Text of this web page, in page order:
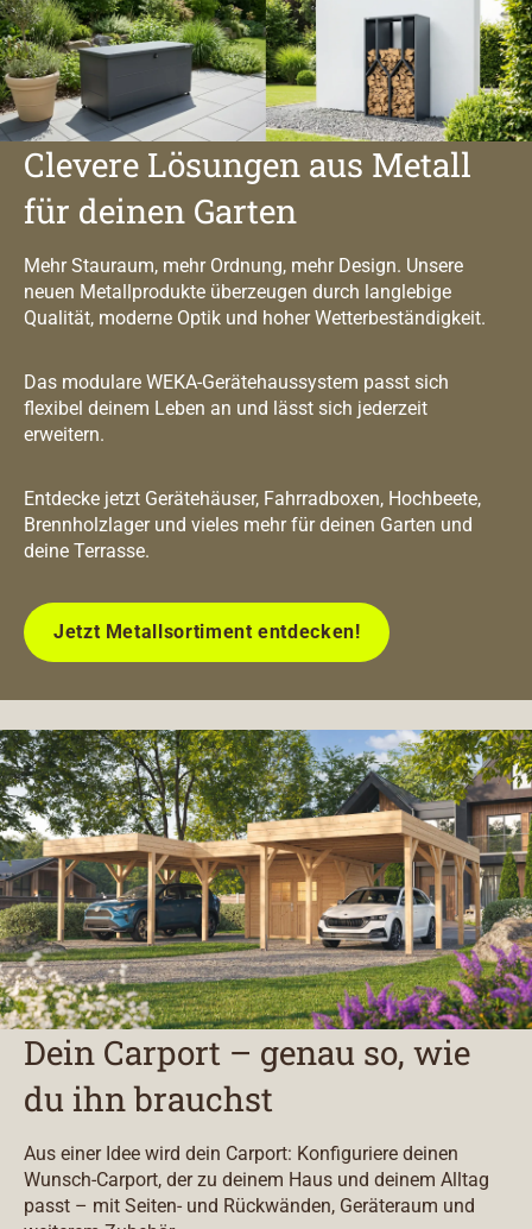
Clevere Lösungen aus Metall
für deinen Garten
Mehr Stauraum, mehr Ordnung, mehr Design. Unsere
neuen Metallprodukte überzeugen durch langlebige
Qualität, moderne Optik und hoher Wetterbeständigkeit.
Das modulare WEKA-Gerätehaussystem passt sich
flexibel deinem Leben an und lässt sich jederzeit
erweitern.
Entdecke jetzt Gerätehäuser, Fahrradboxen, Hochbeete,
Brennholzlager und vieles mehr für deinen Garten und
deine Terrasse.
Jetzt Metallsortiment entdecken!
Dein Carport – genau so, wie
du ihn brauchst
Aus einer Idee wird dein Carport: Konfiguriere deinen
Wunsch-Carport, der zu deinem Haus und deinem Alltag
passt – mit Seiten- und Rückwänden, Geräteraum und